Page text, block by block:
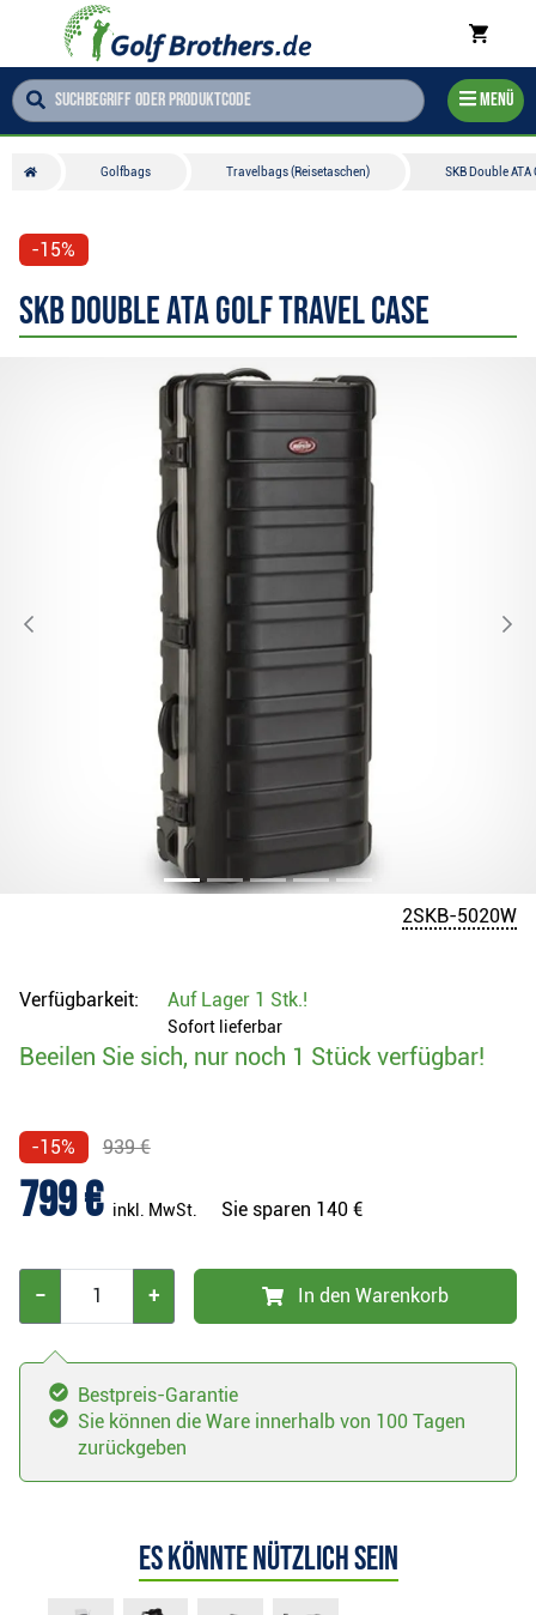
Menü
Golfbags Travelbags (Reisetaschen) SKB Double
-15%
SKB Double ATA Golf Travel Case
2SKB-5020W
Verfügbarkeit: Auf Lager 1 Stk.!
Sofort lieferbar
Beeilen Sie sich, nur noch 1 Stück verfügbar!
-15% 939 €
799 € inkl. MwSt. Sie sparen 140 €
− + In den Warenkorb
Bestpreis-Garantie
Sie können die Ware innerhalb von 100 Tagen
zurückgeben
Es könnte nützlich sein